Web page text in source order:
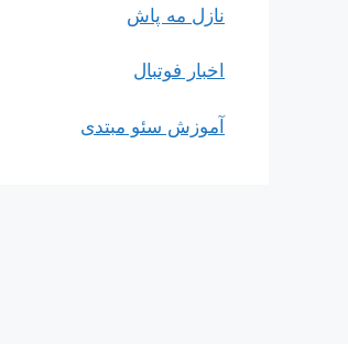
نازل مه پاش
اخبار فوتبال
آموزش سئو مبتدی